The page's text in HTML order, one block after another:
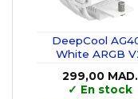
DeepCool
White ARGB
299,00 MAD.
✓ En stock